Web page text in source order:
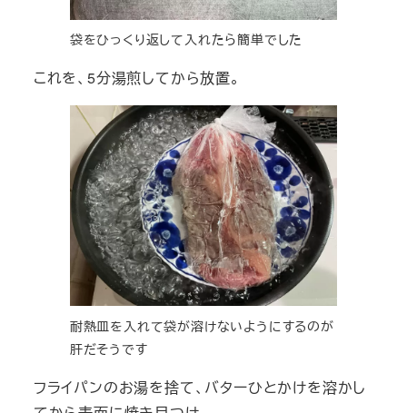
袋をひっくり返して入れたら簡単でした
これを、5分湯煎してから放置。
耐熱皿を入れて袋が溶けないようにするのが
肝だそうです
フライパンのお湯を捨て、バターひとかけを溶かし